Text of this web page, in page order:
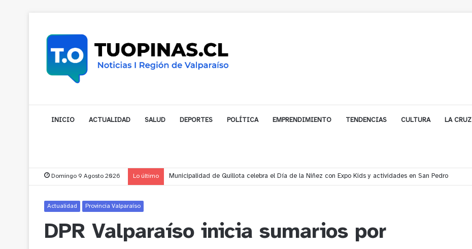
INICIO ACTUALIDAD SALUD DEPORTES POLÍTICA EMPRENDIMIENTO TENDENCIAS CULTURA LA CRUZ
Domingo 9 Agosto 2026 Lo último Municipalidad de Nogales impulsa inversión de más de $125 millones para mejorar el sector El Polígono
Actualidad Provincia Valparaíso
DPR Valparaíso inicia sumarios por